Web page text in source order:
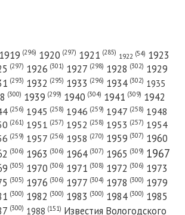
1919 (296) 1920 (297) 1921 (285) 1922 (54) 1923
(297) 1926 (301) 1927 (298) 1928 (302) 1929
(293) 1932 (295) 1933 (296) 1934 (302) 1935
(300) 1939 (299) 1940 (304) 1941 (309) 1942
(256) 1945 (258) 1946 (259) 1947 (258) 1948
(261) 1951 (257) 1952 (258) 1953 (257) 1954
(259) 1957 (256) 1958 (270) 1959 (307) 1960
(306) 1963 (306) 1964 (307) 1965 (309) 1967
(305) 1970 (306) 1971 (308) 1972 (306) 1973
(305) 1976 (306) 1977 (304) 1978 (300) 1979
(300) 1982 (300) 1983 (300) 1984 (300) 1985
(300) 1988 (151) Известия Вологодского